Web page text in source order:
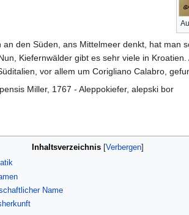
an den Süden, ans Mittelmeer denkt, hat man
Kiefernwälder gibt es sehr viele in
vor allem um Corigliano Calabro,
Miller, 1767 - Aleppokiefer, alepski bor
Inhaltsverzeichnis
Name